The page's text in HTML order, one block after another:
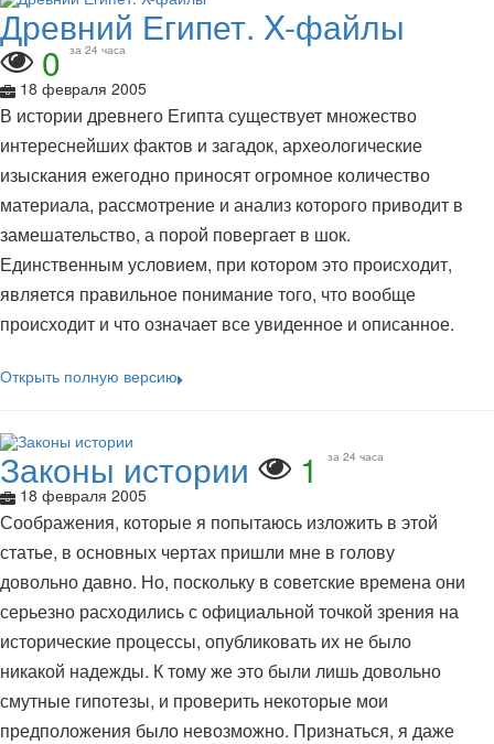
Древний Египет. X-файлы
0 за 24 часа
18 февраля 2005
В истории древнего Египта существует множество
интереснейших фактов и загадок, археологические
изыскания ежегодно приносят огромное количество
материала, рассмотрение и анализ которого приводит в
замешательство, а порой повергает в шок.
Единственным условием, при котором это происходит,
является правильное понимание того, что вообще
происходит и что означает все увиденное и описанное.
Открыть полную версию
Законы истории 1 за 24 часа
18 февраля 2005
Соображения, которые я попытаюсь изложить в этой
статье, в основных чертах пришли мне в голову
довольно давно. Но, поскольку в советские времена они
серьезно расходились с официальной точкой зрения на
исторические процессы, опубликовать их не было
никакой надежды. К тому же это были лишь довольно
смутные гипотезы, и проверить некоторые мои
предположения было невозможно. Признаться, я даже